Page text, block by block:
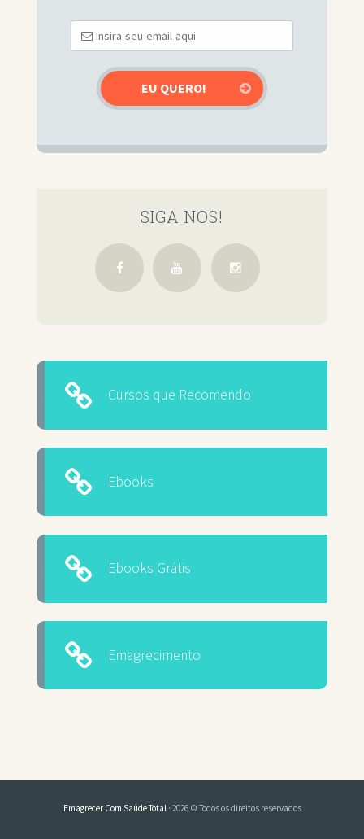
SIGA NOS!
Cursos que Recomendo
Ebooks
Ebooks Grátis
Emagrecimento
Emagrecer Com Saúde Total · 2026 © Todos os direitos reservados